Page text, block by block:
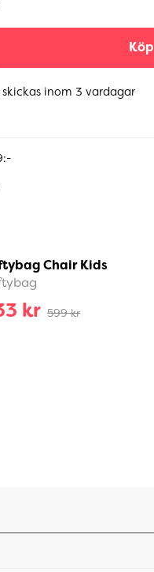
Köp
skickas inom 3 vardagar
Chair Kids
kr 599 kr